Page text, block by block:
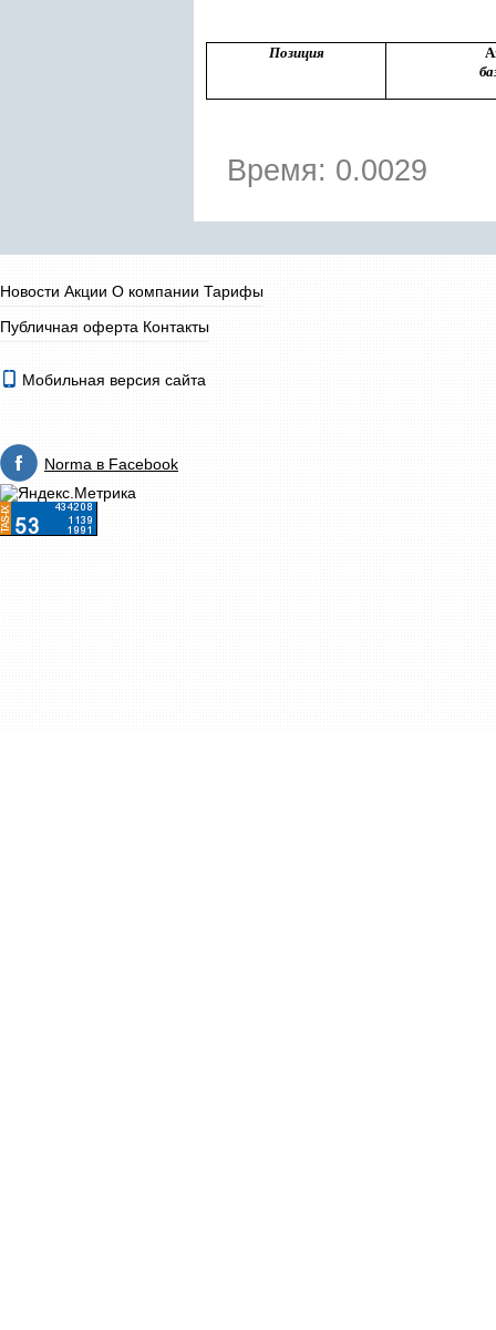
Позиция
Время: 0.0029
Новости Акции О компании Тарифы
Публичная оферта Контакты
Мобильная версия сайта
Norma в Facebook